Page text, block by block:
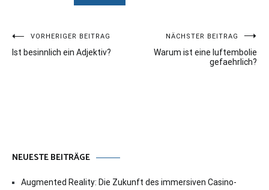
Beitragsnavigation
VORHERIGER BEITRAG
Ist besinnlich ein Adjektiv?
NÄCHSTER BEITRAG
Warum ist eine luftembolie
gefaehrlich?
NEUESTE BEITRÄGE
Augmented Reality: Die Zukunft des immersiven Casino-